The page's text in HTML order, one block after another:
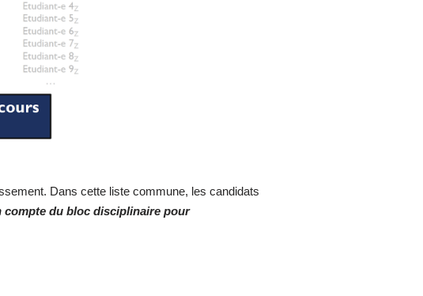
Dans cette liste commune, les candidats
compte du bloc disciplinaire pour